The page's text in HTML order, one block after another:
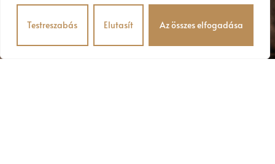
Testreszabás Elutasít Az összes elfogadása